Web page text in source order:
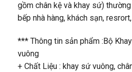
gồm chân kệ và khay sứ)
bếp nhà hàng, khách sạn,
*** Thông tin sản phẩm :Bộ
vuông
+ Chất Liệu : khay sứ vuông,